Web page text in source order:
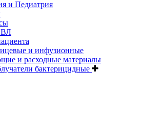
и Педиатрия
и инфузионные
и расходные материалы
бактерицидные